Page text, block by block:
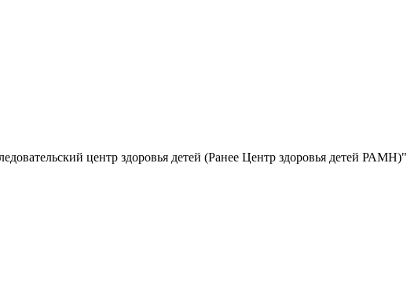
центр здоровья детей (Ранее Центр здоровья детей РАМН)"